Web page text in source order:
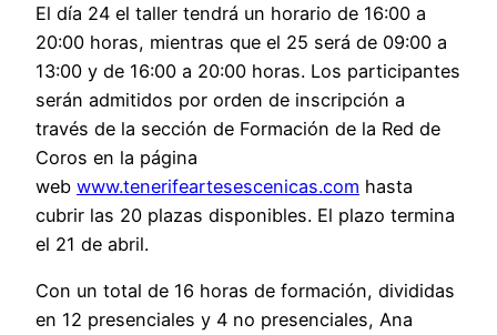
El día 24 el taller tendrá un horario de 16:00 a
20:00 horas, mientras que el 25 será de 09:00 a
13:00 y de 16:00 a 20:00 horas. Los participantes
serán admitidos por orden de inscripción a
través de la sección de Formación de la Red de
Coros en la página
web www.tenerifeartesescenicas.com hasta
cubrir las 20 plazas disponibles. El plazo termina
el 21 de abril.
Con un total de 16 horas de formación, divididas
en 12 presenciales y 4 no presenciales, Ana